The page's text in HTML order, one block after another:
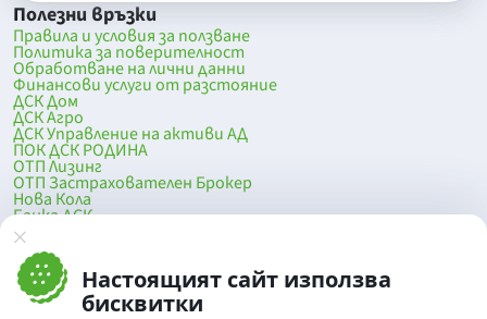
Настоящият сайт използва
бисквитки
Полезни връзки
Правила и условия за ползване
Политика за поверителност
Обработване на лични данни
Финансови услуги от разстояние
ДСК Дом
ДСК Агро
ДСК Управление на активи АД
ПОК ДСК РОДИНА
ОТП Лизинг
ОТП Застрахователен Брокер
Нова Кола
Банка ДСК
DSK Mobile
Оферти за продажба от Банка ДСК
Клонова мрежа и банкомати
До началото на страницата